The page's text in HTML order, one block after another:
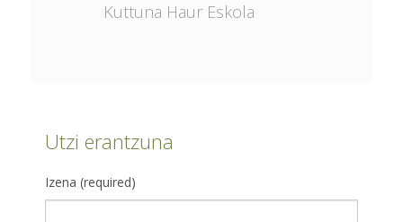
Kuttuna Haur Eskola
Utzi erantzuna
Izena (required)